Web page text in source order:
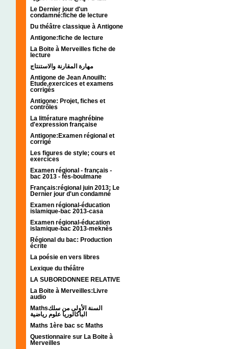
Le Dernier jour d'un
condamné:fiche de lecture
Du théâtre classique à Antigone
Antigone:fiche de lecture
La Boite à Merveilles fiche de
lecture
مهارة المقارنة والاستنتاج
Antigone de Jean Anouilh:
Etude,exercices et examens
corrigés
Antigone: Projet, fiches et
contrôles
La littérature maghrébine
d'expression française
Antigone:Examen régional et
corrigé
Les figures de style; cours et
exercices
Examen régional - français -
bac 2013 - fès-boulmane
Français:régional juin 2013; Le
Dernier jour d'un condamné
Examen régional-éducation
islamique-bac 2013-casa
Examen régional-éducation
islamique-bac 2013-meknès
Régional du bac: Production
écrite
La poésie en vers libres
Lexique du théâtre
LA SUBORDONNEE RELATIVE
La Boite à Merveilles:Livre
audio
Mathsالسنة الأولى من سلك
الباكالوريا علوم رياضية
Maths 1ère bac sc Maths
Questionnaire sur La Boite à
Merveilles